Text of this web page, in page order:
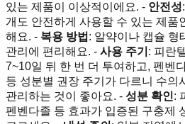
있는 제품이 이상적이에요. - 안전성
개도 안전하게 사용할 수 있는 제품
해요. - 복용 방법 : 알약이나 캡슐 형
관리에 편리해요. - 사용 주기 : 피란
7~10일 뒤 한 번 더 투여하고, 펜벤
등 성분별 권장 주기가 다르니 수의
관리하는 것이 좋아요. - 성분 확인:
펜벤다졸 등 효과가 입증된 구충제